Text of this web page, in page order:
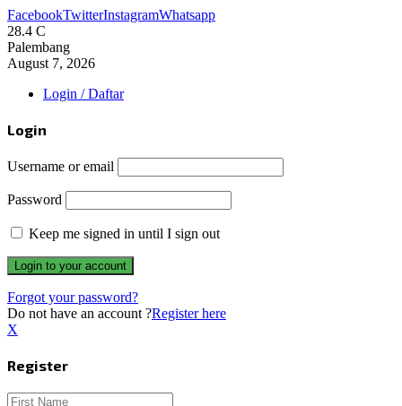
FacebookTwitterInstagramWhatsapp
28.4 C
Palembang
August 7, 2026
Login / Daftar
Login
Username or email
Password
Keep me signed in until I sign out
Forgot your password?
Do not have an account ?Register here
X
Register